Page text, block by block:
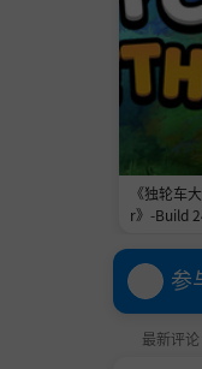
《独轮车
r》-Build
参
最新评论